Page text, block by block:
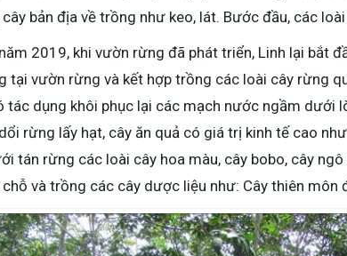
bản địa về trồng như keo, lát. Bước đầu, các
2019, khi vườn rừng đã phát triển, Linh lại bắt
tại vườn rừng và kết hợp trồng các loài cây rừng
tác dụng khôi phục lại các mạch nước ngầm dưới
rừng lấy hạt, cây ăn quả có giá trị kinh tế cao
tán rừng các loài cây hoa màu, cây bobo, cây
và trồng các cây dược liệu như: Cây thiên môn